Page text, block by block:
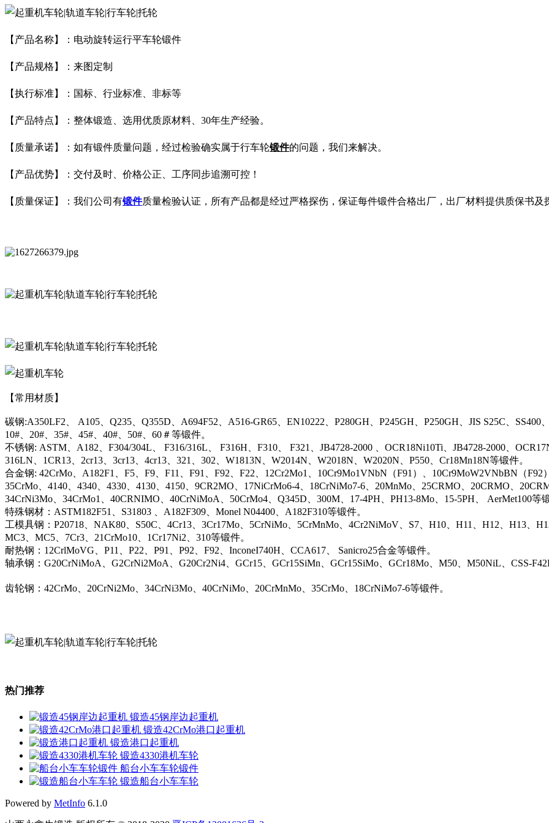
【产品名称】：电动旋转运行平车轮锻件
【产品规格】：来图定制
【执行标准】：国标、行业标准、非标等
【产品特点】：整体锻造、选用优质原材料、30年生产经验。
【质量承诺】：如有锻件质量问题，经过检验确实属于行车轮锻件的问题，我们来解决。
【产品优势】：交付及时、价格公正、工序同步追溯可控！
【质量保证】：我们公司有锻件质量检验认证，所有产品都是经过严格探伤，保证每件锻件合格出厂，出厂材料提供质保书及
【常用材质】
碳钢:A350LF2、 A105、Q235、Q355D、A694F52、A516-GR65、EN10222、P280GH、P245GH、P250GH、JIS S25C、SS400
10#、20#、35#、45#、40#、50#、60＃等锻件。
不锈钢: ASTM、A182、F304/304L、 F316/316L、 F316H、F310、 F321、JB4728-2000 、OCR18Ni10Ti、JB4728-2000、
316LN、1CR13、2cr13、3cr13、4cr13、321、302、W1813N、W2014N、W2018N、W2020N、P550、Cr18Mn18N等锻件。
合金钢: 42CrMo、A182F1、F5、F9、F11、F91、F92、F22、12Cr2Mo1、10Cr9Mo1VNbN（F91）、10Cr9MoW2VNbBN（F92
35CrMo、4140、4340、4330、4130、4150、9CR2MO、17NiCrMo6-4、18CrNiMo7-6、20MnMo、25CRMO、20CRMO、
34CrNi3Mo、34CrMo1、40CRNIMO、40CrNiMoA、50CrMo4、Q345D、300M、17-4PH、PH13-8Mo、15-5PH、 AerMet100等
特殊钢材：ASTM182F51、S31803 、A182F309、Monel N04400、A182F310等锻件。
工模具钢：P20718、NAK80、S50C、4Cr13、3Cr17Mo、5CrNiMo、5CrMnMo、4Cr2NiMoV、S7、H10、H11、H12、H13、
MC3、MC5、7Cr3、21CrMo10、1Cr17Ni2、310等锻件。
耐热钢：12CrlMoVG、P11、P22、P91、P92、F92、InconeI740H、CCA617、 Sanicro25合金等锻件。
轴承钢：G20CrNiMoA、G2CrNi2MoA、G20Cr2Ni4、GCr15、GCr15SiMn、GCr15SiMo、GCr18Mo、M50、M50NiL、CSS-
齿轮钢：42CrMo、20CrNi2Mo、34CrNi3Mo、40CrNiMo、20CrMnMo、35CrMo、18CrNiMo7-6等锻件。
热门推荐
锻造45钢岸边起重机
锻造42CrMo港口起重机
锻造港口起重机
锻造4330港机车轮
船台小车车轮锻件
锻造船台小车车轮
Powered by MetInfo 6.1.0